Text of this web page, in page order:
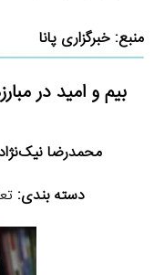
منبع: خبرگزاری پانا
بیم و امید در
محمدرضا نیک‌نژاد
دسته بندی: